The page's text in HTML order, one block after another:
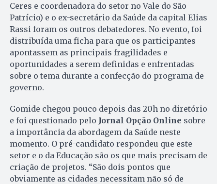
Ceres e coordenadora do setor no Vale do São
Patrício) e o ex-secretário da Saúde da capital Elias
Rassi foram os outros debatedores. No evento, foi
distribuída uma ficha para que os participantes
apontassem as principais fragilidades e
oportunidades a serem definidas e enfrentadas
sobre o tema durante a confecção do programa de
governo.
Gomide chegou pouco depois das 20h no diretório
e foi questionado pelo Jornal Opção Online sobre
a importância da abordagem da Saúde neste
momento. O pré-candidato respondeu que este
setor e o da Educação são os que mais precisam de
criação de projetos. “São dois pontos que
obviamente as cidades necessitam não só de